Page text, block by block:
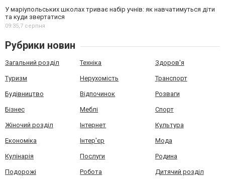
У маріупольських школах триває набір учнів: як навчатимуться діти
та куди звертатися
09:35,7 серпня
Рубрики новин
Загальний розділ Техніка Здоров'я
Туризм Нерухомість Транспорт
Будівництво Відпочинок Розваги
Бізнес Меблі Спорт
Жіночий розділ Інтернет Культура
Економіка Інтер'єр Мода
Кулінарія Послуги Родина
Подорожі Робота Дитячий розділ